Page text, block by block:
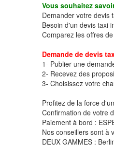
Vous souhaitez
Demander votre devis
Besoin d'un devis taxi
Comparez les offres
Demande de devis
1- Publier une
2- Recevez des
3- Choisissez votre
Profitez de la force
Confirmation de votre
Paiement à bord :
Nos conseillers sont à
DEUX GAMMES :